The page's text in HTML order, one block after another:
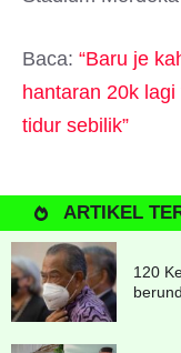
Baca: “Baru je
hantaran 20k
tidur sebilik”
ARTIKEL
120